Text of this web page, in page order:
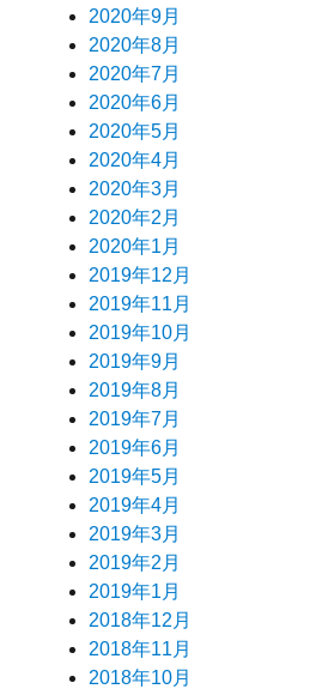
2020年9月
2020年8月
2020年7月
2020年6月
2020年5月
2020年4月
2020年3月
2020年2月
2020年1月
2019年12月
2019年11月
2019年10月
2019年9月
2019年8月
2019年7月
2019年6月
2019年5月
2019年4月
2019年3月
2019年2月
2019年1月
2018年12月
2018年11月
2018年10月